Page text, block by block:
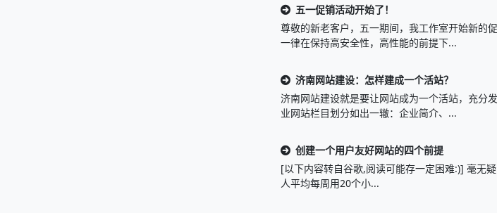
五一促销活动开始了！
尊敬的新老客户，五一期间，我工作室开始新的
一律在保持高安全性，高性能的前提下...
济南网站建设：怎样建成一个活站？
济南网站建设就是要让网站成为一个活站，充分
业网站栏目划分如出一辙：企业简介、...
创建一个用户友好网站的四个前提
[以下内容转自谷歌,阅读可能存一定困难:)] 毫无
人平均每周用20个小...